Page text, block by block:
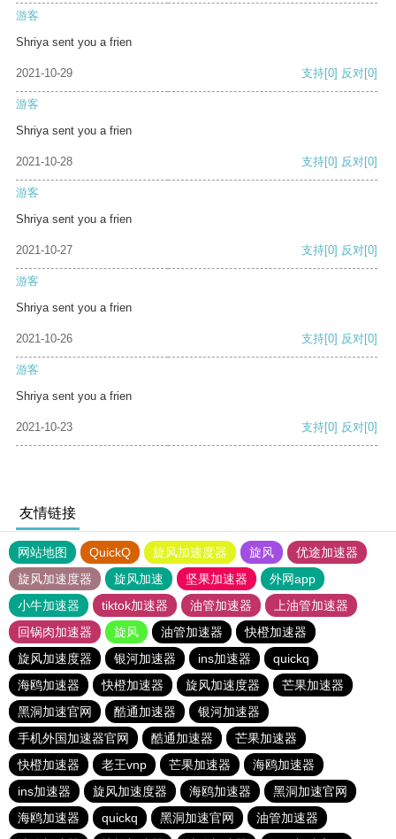
游客
Shriya sent you a frien
2021-10-29 支持[0] 反对[0]
游客
Shriya sent you a frien
2021-10-28 支持[0] 反对[0]
游客
Shriya sent you a frien
2021-10-27 支持[0] 反对[0]
游客
Shriya sent you a frien
2021-10-26 支持[0] 反对[0]
游客
Shriya sent you a frien
2021-10-23 支持[0] 反对[0]
友情链接
网站地图 QuickQ 旋风加速度器 旋风
优途加速器
旋风加速度器
旋风加速 坚果加速器
外网app
小牛加速器
tiktok加速器 油管加速器
上油管加速器
回锅肉加速器
旋风 油管加速器
快橙加速器
旋风加速度器
银河加速器 ins加速器
quickq
海鸥加速器
快橙加速器 旋风加速度器
芒果加速器
黑洞加速官网
酷通加速器
银河加速器
手机外国加速器官网
酷通加速器
芒果加速器
快橙加速器
老王vnp 芒果加速器
海鸥加速器
ins加速器
旋风加速度器 海鸥加速器
黑洞加速官网
海鸥加速器
quickq 黑洞加速官网
油管加速器